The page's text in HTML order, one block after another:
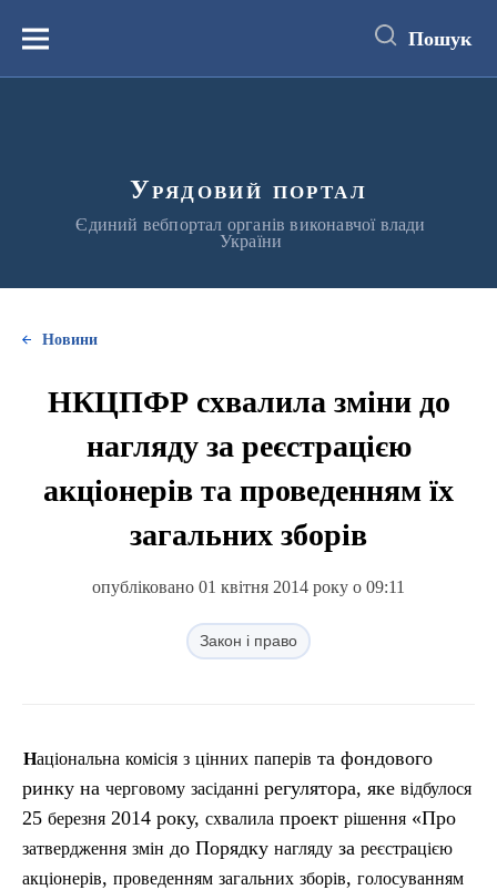
вмістуМеню Пошук
Урядовий портал
Єдиний вебпортал органів виконавчої влади
України
Новини
НКЦПФР схвалила зміни до
нагляду за реєстрацією
акціонерів та проведенням їх
загальних зборів
опубліковано 01 квітня 2014 року о 09:11
Закон і право
Національна комісія з цінних паперів та фондового
ринку на черговому засіданні регулятора, яке відбулося
25 березня 2014 року, схвалила проект рішення «Про
затвердження змін до Порядку нагляду за реєстрацією
акціонерів, проведенням загальних зборів, голосуванням